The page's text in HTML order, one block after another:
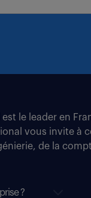
le leader en
vous invite
de la
?